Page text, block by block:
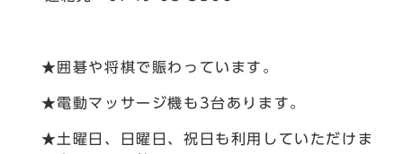
★囲碁や将棋で賑わっています。
★電動マッサージ機も3台あります。
★土曜日、日曜日、祝日も利用していただけま